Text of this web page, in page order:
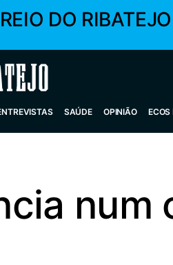
DO RIBATEJO
SAÚDE OPINIÃO ECOS
num